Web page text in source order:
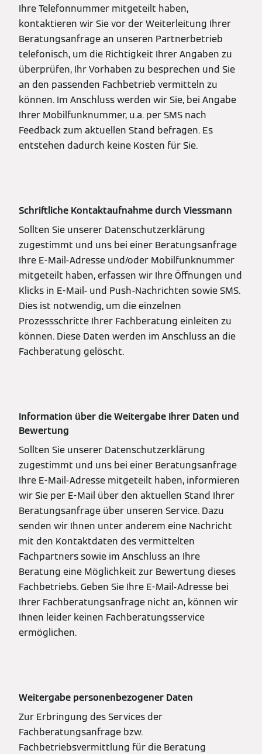
Ihre Telefonnummer mitgeteilt haben,
kontaktieren wir Sie vor der Weiterleitung Ihrer
Beratungsanfrage an unseren Partnerbetrieb
telefonisch, um die Richtigkeit Ihrer Angaben zu
überprüfen, Ihr Vorhaben zu besprechen und Sie
an den passenden Fachbetrieb vermitteln zu
können. Im Anschluss werden wir Sie, bei Angabe
Ihrer Mobilfunknummer, u.a. per SMS nach
Feedback zum aktuellen Stand befragen. Es
entstehen dadurch keine Kosten für Sie.
Schriftliche Kontaktaufnahme durch Viessmann
Sollten Sie unserer Datenschutzerklärung
zugestimmt und uns bei einer Beratungsanfrage
Ihre E-Mail-Adresse und/oder Mobilfunknummer
mitgeteilt haben, erfassen wir Ihre Öffnungen und
Klicks in E-Mail- und Push-Nachrichten sowie SMS.
Dies ist notwendig, um die einzelnen
Prozessschritte Ihrer Fachberatung einleiten zu
können. Diese Daten werden im Anschluss an die
Fachberatung gelöscht.
Information über die Weitergabe Ihrer Daten und
Bewertung
Sollten Sie unserer Datenschutzerklärung
zugestimmt und uns bei einer Beratungsanfrage
Ihre E-Mail-Adresse mitgeteilt haben, informieren
wir Sie per E-Mail über den aktuellen Stand Ihrer
Beratungsanfrage über unseren Service. Dazu
senden wir Ihnen unter anderem eine Nachricht
mit den Kontaktdaten des vermittelten
Fachpartners sowie im Anschluss an Ihre
Beratung eine Möglichkeit zur Bewertung dieses
Fachbetriebs. Geben Sie Ihre E-Mail-Adresse bei
Ihrer Fachberatungsanfrage nicht an, können wir
Ihnen leider keinen Fachberatungsservice
ermöglichen.
Weitergabe personenbezogener Daten
Zur Erbringung des Services der
Fachberatungsanfrage bzw.
Fachbetriebsvermittlung für die Beratung